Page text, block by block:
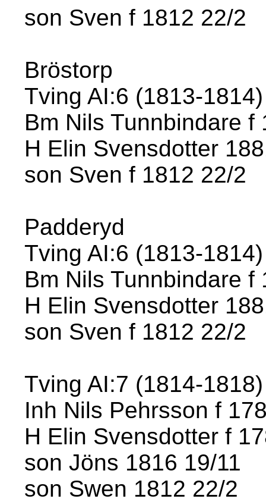
son Sven f 1812 22/2
Bröstorp
Tving AI:6 (1813-
Bm Nils Tunnbindare f
H Elin Svensdotter
son Sven f 1812 22/2
Padderyd
Tving AI:6 (1813-
Bm Nils Tunnbindare f
H Elin Svensdotter
son Sven f 1812 22/2
Tving AI:7 (1814-
Inh Nils Pehrsson f
H Elin Svensdotter f
son Jöns 1816 19/11
son Swen 1812 22/2